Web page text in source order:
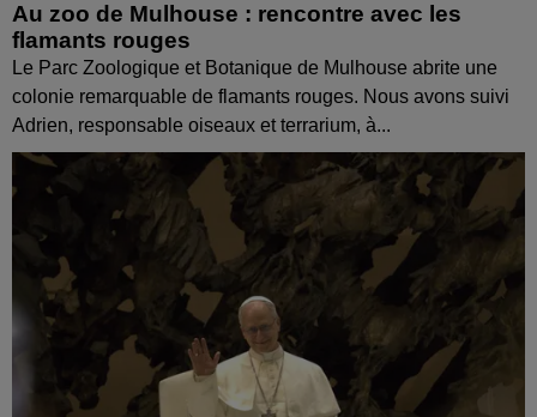
Au zoo de Mulhouse : rencontre avec les
flamants rouges
Le Parc Zoologique et Botanique de Mulhouse abrite une
colonie remarquable de flamants rouges. Nous avons suivi
Adrien, responsable oiseaux et terrarium, à...